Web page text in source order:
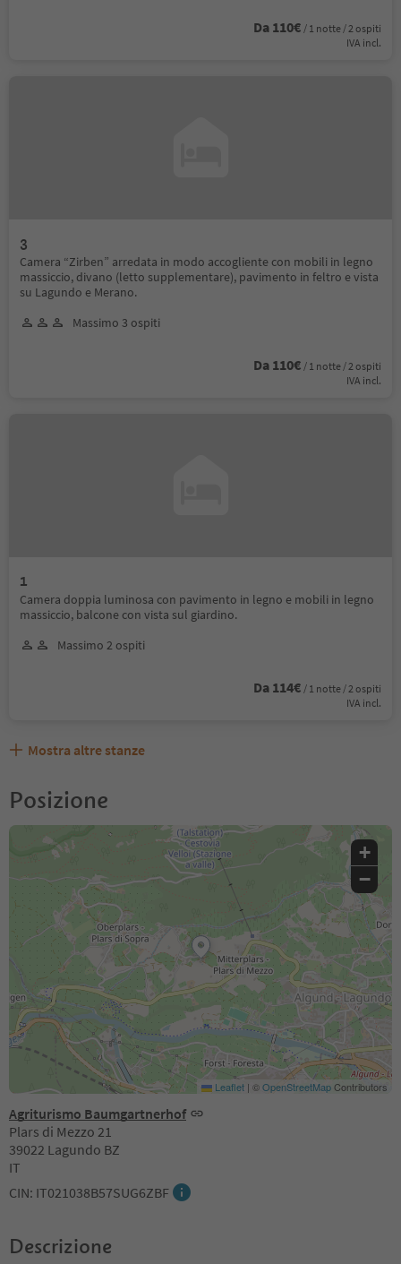
Da 110€ / 1 notte / 2 ospiti
IVA incl.
3
Camera “Zirben” arredata in modo accogliente con mobili in legno
massiccio, divano (letto supplementare), pavimento in feltro e vista
su Lagundo e Merano.
Massimo 3 ospiti
Da 110€ / 1 notte / 2 ospiti
IVA incl.
1
Camera doppia luminosa con pavimento in legno e mobili in legno
massiccio, balcone con vista sul giardino.
Massimo 2 ospiti
Da 114€ / 1 notte / 2 ospiti
IVA incl.
Mostra altre stanze
Posizione
Agriturismo Baumgartnerhof
Plars di Mezzo 21
39022 Lagundo BZ
IT
CIN: IT021038B57SUG6ZBF
+
−
Leaflet | ©OpenStreetMapContributors
Descrizione